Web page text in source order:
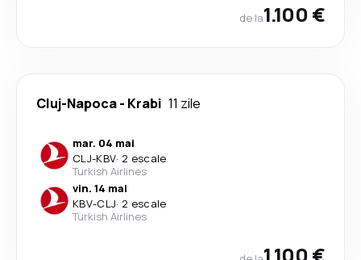
de la1.100 €
Cluj-Napoca- Krabi 11 zile
mar. 04 mai
CLJ-KBV· 2 escale
Turkish Airlines
vin. 14 mai
KBV-CLJ· 2 escale
Turkish Airlines